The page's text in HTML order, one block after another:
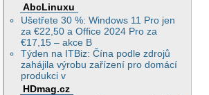
AbcLinuxu
Ušetřete 30 %: Windows 11 Pro jen
za €22,50 a Office 2024 Pro za
€17,15 – akce B
Týden na ITBiz: Čína podle zdrojů
zahájila výrobu zařízení pro domácí
produkci v
HDmag.cz